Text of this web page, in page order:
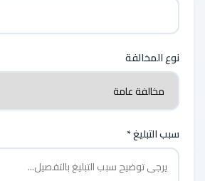
نوع المخالفة
سبب التبليغ *